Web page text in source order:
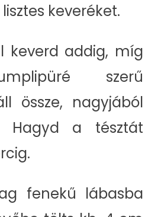
keveréket.
keverd addig, míg
szerű
össze, nagyjából
Hagyd a tésztát
fenekű lábasba